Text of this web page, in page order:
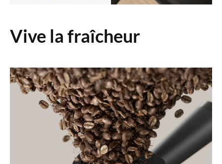
Vive la fraîcheur